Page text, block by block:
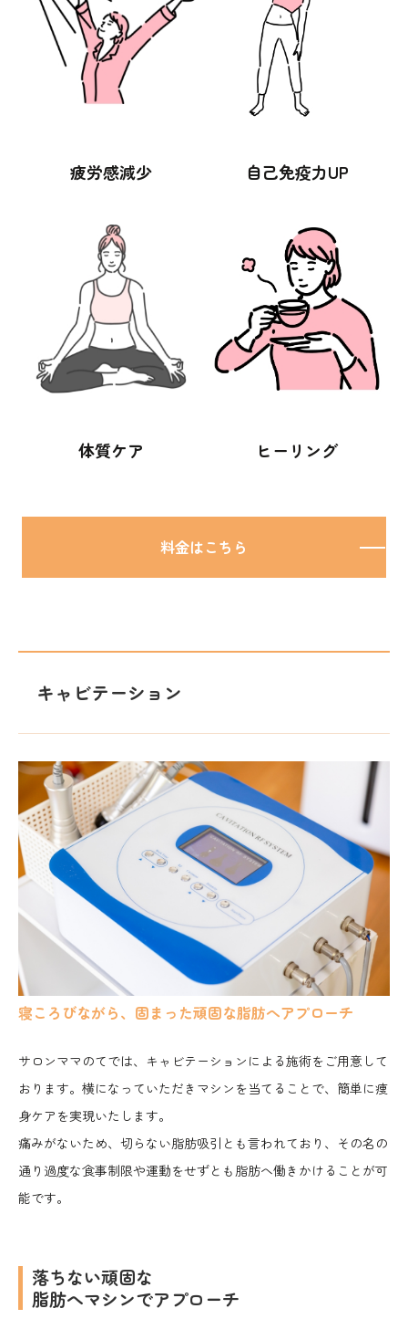
疲労感減少 自己免疫力UP
体質ケア ヒーリング
料金はこちら
キャビテーション
寝ころびながら、固まった頑固な脂肪へアプローチ
サロンママのてでは、キャビテーションによる施術をご用意して
おります。横になっていただきマシンを当てることで、簡単に痩
身ケアを実現いたします。
痛みがないため、切らない脂肪吸引とも言われており、その名の
通り過度な食事制限や運動をせずとも脂肪へ働きかけることが可
能です。
落ちない頑固な
脂肪へマシンでアプローチ